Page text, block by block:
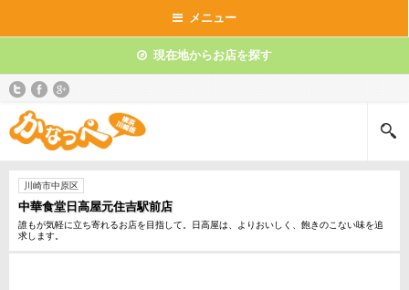
メニュー
現在地からお店を探す
川崎市中原区
中華食堂日高屋元住吉駅前店
誰もが気軽に立ち寄れるお店を目指して。日高屋は、よりおいしく、飽きのこない味を追
求します。